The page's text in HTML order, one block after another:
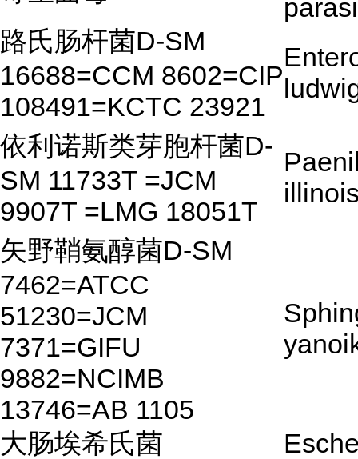
路氏肠杆菌D-SM
16688=CCM 8602=CIP
108491=KCTC 23921
依利诺斯类芽胞杆菌D-
SM 11733T =JCM
9907T =LMG 18051T
矢野鞘氨醇菌D-SM
7462=ATCC
51230=JCM
7371=GIFU
9882=NCIMB
13746=AB 1105
大肠埃希氏菌